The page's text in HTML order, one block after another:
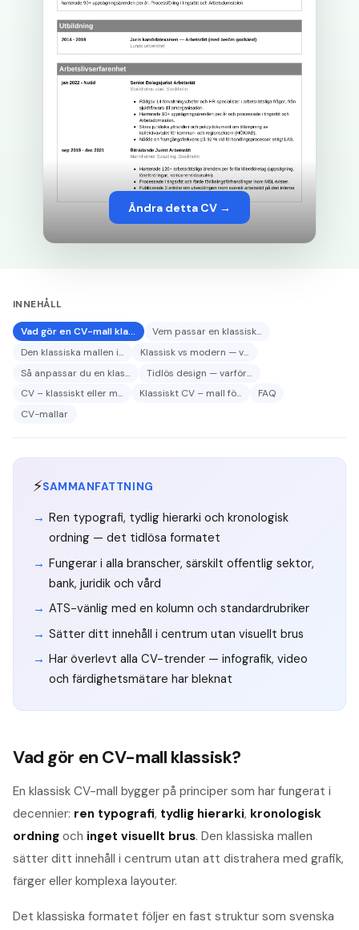
Ändra detta CV →
INNEHÅLL
Vad gör en CV-mall kla...
Vem passar en klassisk...
Den klassiska mallen i...
Klassisk vs modern — v...
Så anpassar du en klas...
Tidlös design — varför...
CV – klassiskt eller m...
Klassiskt CV – mall fö...
FAQ
CV-mallar
⚡SAMMANFATTNING
Ren typografi, tydlig hierarki och kronologisk
ordning — det tidlösa formatet
Fungerar i alla branscher, särskilt offentlig sektor,
bank, juridik och vård
ATS-vänlig med en kolumn och standardrubriker
Sätter ditt innehåll i centrum utan visuellt brus
Har överlevt alla CV-trender — infografik, video
och färdighetsmätare har bleknat
Vad gör en CV-mall klassisk?
En klassisk CV-mall bygger på principer som har fungerat i
decennier: ren typografi, tydlig hierarki, kronologisk
ordning och inget visuellt brus. Den klassiska mallen
sätter ditt innehåll i centrum utan att distrahera med grafik,
färger eller komplexa layouter.
Det klassiska formatet följer en fast struktur som svenska